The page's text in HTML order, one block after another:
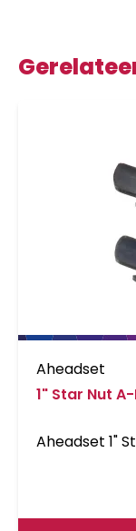
Aheadset
1" Star Nut
Aheadset 1"